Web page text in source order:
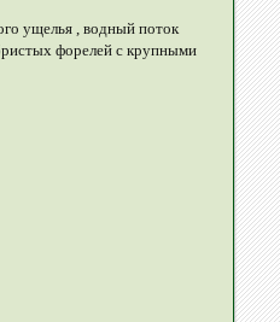
ущелья , водный поток
форелей с крупными